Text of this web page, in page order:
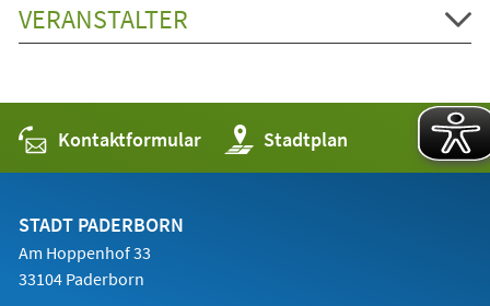
VERANSTALTER
Kontaktformular Stadtplan
(Öffnet
in
einem
STADT PADERBORN
Am Hoppenhof 33
33104 Paderborn